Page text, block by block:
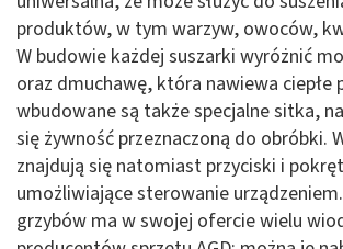
produktów, w tym warzyw, owoców,
W budowie każdej suszarki wyróżnić
oraz dmuchawę, która nawiewa ciepłe
wbudowane są także specjalne sitka,
się żywność przeznaczoną do obróbki.
znajdują się natomiast przyciski i
umożliwiające sterowanie
grzybów ma w swojej ofercie wielu